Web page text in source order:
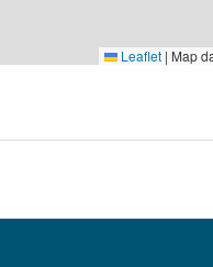
Leaflet | Map